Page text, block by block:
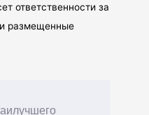
ответственности за
размещенные